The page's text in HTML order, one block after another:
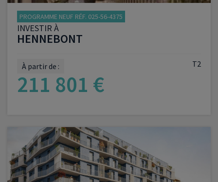
PROGRAMME NEUF RÉF. 025-56-4375
INVESTIR À
HENNEBONT
T2
À partir de :
211 801 €
VOIR LE PROGRAMME